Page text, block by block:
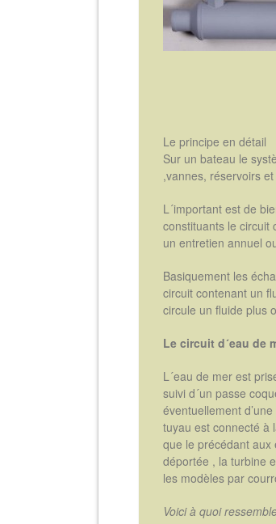
Le principe en détail
Sur un bateau le
,vannes, réservoirs
L´important est de
constituants le circuit
un entretien annuel
Basiquement les
circuit contenant un
circule un fluide plus
Le circuit d´eau de
L´eau de mer est
suivi d´un passe
éventuellement
tuyau est connecté à
que le précédant
déportée , la turbine
les modèles par
Voici à quoi